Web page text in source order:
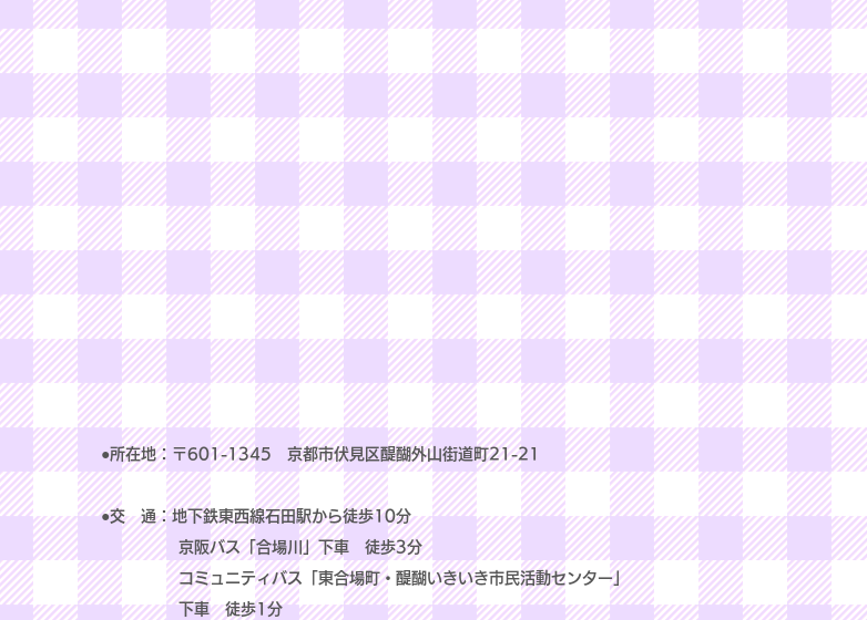
●所在地：〒601-1345 京都市伏見区醍醐外山街道町21-21
●交 通：地下鉄東西線石田駅から徒歩10分
京阪バス「合場川」下車 徒歩3分
コミュニティバス「東合場町・醍醐いきいき市民活動センター」
下車 徒歩1分